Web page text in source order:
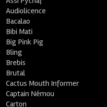
Audiolicence
Bacalao
Bibi Mati
Big Pink Pig
Bling
Brebis
Brutal
Cactus Mouth Informer
Captain Némou
Carton